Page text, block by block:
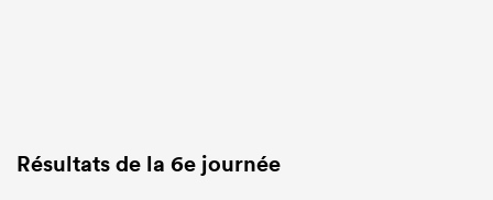
Résultats de la 6e journée